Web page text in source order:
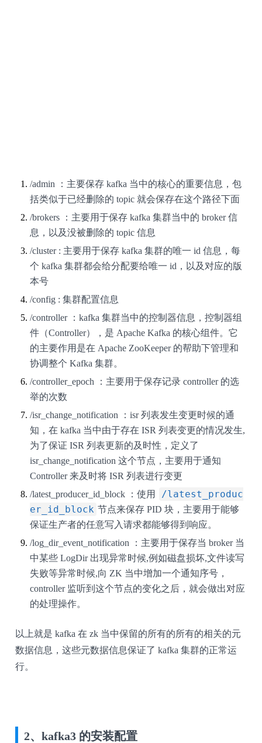
/admin ：主要保存 kafka 当中的核心的重要信息，包
括类似于已经删除的 topic 就会保存在这个路径下面
/brokers ：主要用于保存 kafka 集群当中的 broker 信
息，以及没被删除的 topic 信息
/cluster : 主要用于保存 kafka 集群的唯一 id 信息，每
个 kafka 集群都会给分配要给唯一 id，以及对应的版
本号
/config : 集群配置信息
/controller ：kafka 集群当中的控制器信息，控制器组
件（Controller），是 Apache Kafka 的核心组件。它
的主要作用是在 Apache ZooKeeper 的帮助下管理和
协调整个 Kafka 集群。
/controller_epoch ：主要用于保存记录 controller 的选
举的次数
/isr_change_notification ：isr 列表发生变更时候的通
知，在 kafka 当中由于存在 ISR 列表变更的情况发生,
为了保证 ISR 列表更新的及时性，定义了
isr_change_notification 这个节点，主要用于通知
Controller 来及时将 ISR 列表进行变更
/latest_producer_id_block ：使用
/latest_produc
er_id_block 节点来保存 PID 块，主要用于能够
保证生产者的任意写入请求都能够得到响应。
/log_dir_event_notification ：主要用于保存当 broker 当
中某些 LogDir 出现异常时候,例如磁盘损坏,文件读写
失败等异常时候,向 ZK 当中增加一个通知序号，
controller 监听到这个节点的变化之后，就会做出对应
的处理操作。
以上就是 kafka 在 zk 当中保留的所有的所有的相关的元
数据信息，这些元数据信息保证了 kafka 集群的正常运
行。
2、kafka3 的安装配置